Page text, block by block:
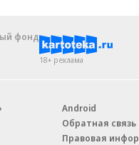
фонд
18+ реклама
Android
Обратная связь
Правовая